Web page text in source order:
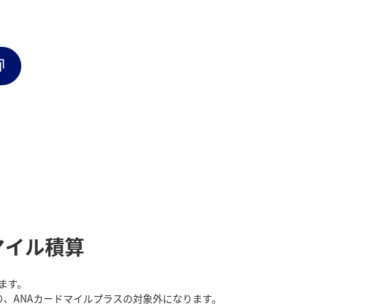
ル積算
。
ANAカードマイルプラスの対象外になります。